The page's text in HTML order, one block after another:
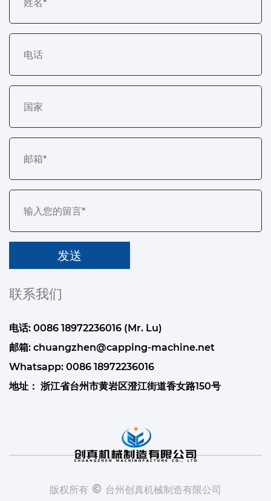
联系我们
电话: 0086 18972236016 (Mr. Lu)
邮箱: chuangzhen@capping-machine.net
Whatsapp: 0086 18972236016
地址： 浙江省台州市黄岩区澄江街道香女路150号
版权所有 © 台州创真机械制造有限公司